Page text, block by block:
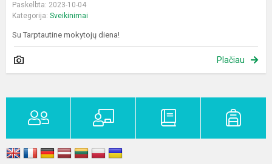
Paskelbta: 2023-10-04
Kategorija: Sveikinimai
Su Tarptautine mokytojų diena!
Plačiau